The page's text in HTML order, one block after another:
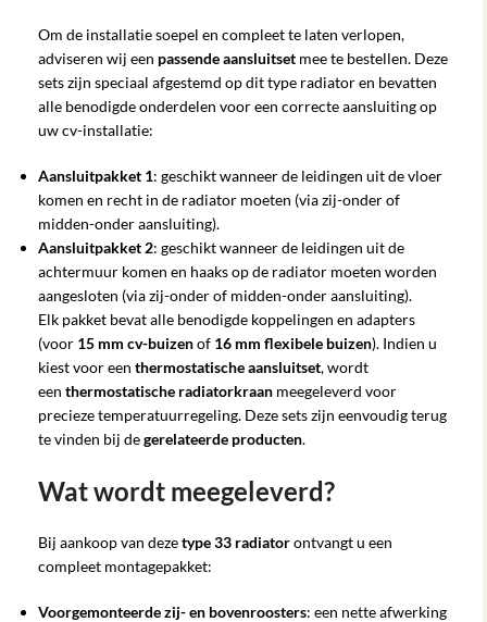
Om de installatie soepel en compleet te laten verlopen,
adviseren wij een passende aansluitset mee te bestellen. Deze
sets zijn speciaal afgestemd op dit type radiator en bevatten
alle benodigde onderdelen voor een correcte aansluiting op
uw cv-installatie:
Aansluitpakket 1: geschikt wanneer de leidingen uit de vloer
komen en recht in de radiator moeten (via zij-onder of
midden-onder aansluiting).
Aansluitpakket 2: geschikt wanneer de leidingen uit de
achtermuur komen en haaks op de radiator moeten worden
aangesloten (via zij-onder of midden-onder aansluiting).
Elk pakket bevat alle benodigde koppelingen en adapters
(voor 15 mm cv-buizenof 16 mm flexibele buizen). Indien u
kiest voor een thermostatische aansluitset, wordt
een thermostatische radiatorkraan meegeleverd voor
precieze temperatuurregeling. Deze sets zijn eenvoudig terug
te vinden bij degerelateerde producten.
Wat wordt meegeleverd?
Bij aankoop van dezetype 33 radiatorontvangt u een
compleet montagepakket:
Voorgemonteerde zij- en bovenroosters: een nette afwerking